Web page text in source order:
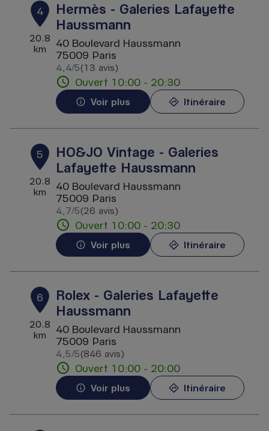
4
20.8
km
Hermès - Galeries Lafayette
Haussmann
40 Boulevard Haussmann
75009 Paris
4,4/5 Note de 4.4 sur 5
(13 avis)
Ouvert 10:00 - 20:30
Voir plus Itinéraire
5
20.8
km
HO&JO Vintage - Galeries
Lafayette Haussmann
40 Boulevard Haussmann
75009 Paris
4,7/5 Note de 4.7 sur 5
(26 avis)
Ouvert 10:00 - 20:30
Voir plus Itinéraire
6
20.8
km
Rolex - Galeries Lafayette
Haussmann
40 Boulevard Haussmann
75009 Paris
4,5/5 Note de 4.5 sur 5
(846 avis)
Ouvert 10:00 - 20:00
Voir plus Itinéraire